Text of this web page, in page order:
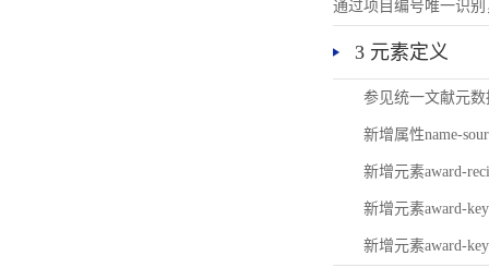
通过项目编号唯一识
3 元素定义
参见统一文献元
新增属性name-
新增元素award-
新增元素award-
新增元素award-